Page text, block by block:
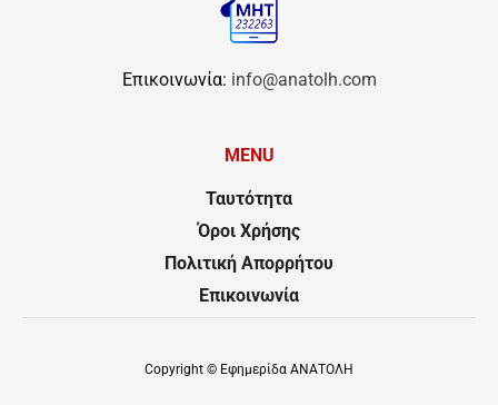
Επικοινωνία: info@anatolh.com
MENU
Ταυτότητα
Όροι Χρήσης
Πολιτική Απορρήτου
Επικοινωνία
Copyright © Εφημερίδα ΑΝΑΤΟΛΗ